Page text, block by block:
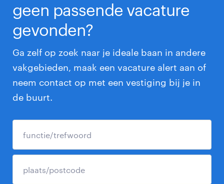
geen passende vacature
gevonden?
Ga zelf op zoek naar je ideale baan in andere
vakgebieden, maak een vacature alert aan of
neem contact op met een vestiging bij je in
de buurt.